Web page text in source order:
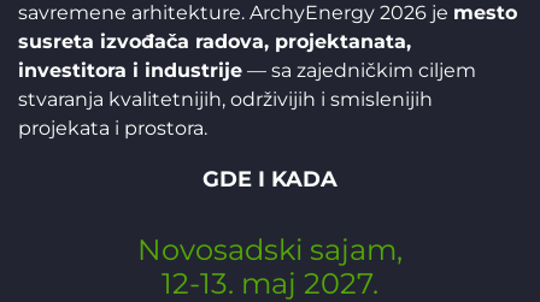
savremene arhitekture. ArchyEnergy 2026 je mesto
susreta izvođača radova, projektanata,
investitora i industrije — sa zajedničkim ciljem
stvaranja kvalitetnijih, održivijih i smislenijih
projekata i prostora.
GDE I KADA
Novosadski sajam,
12-13. maj 2027.